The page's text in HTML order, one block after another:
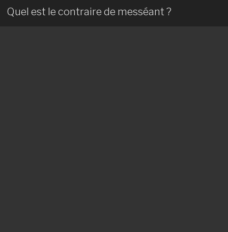
Quel est le contraire de messéant ?